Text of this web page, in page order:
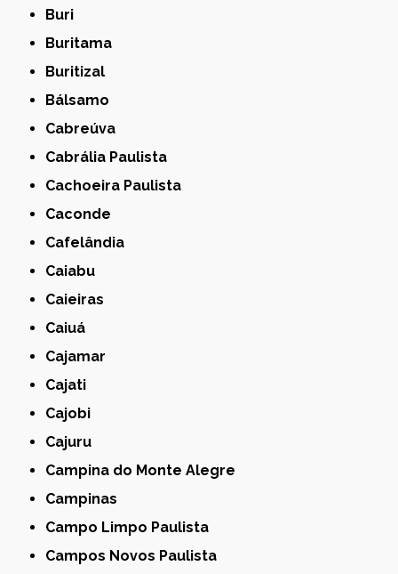
Buri
Buritama
Buritizal
Bálsamo
Cabreúva
Cabrália Paulista
Cachoeira Paulista
Caconde
Cafelândia
Caiabu
Caieiras
Caiuá
Cajamar
Cajati
Cajobi
Cajuru
Campina do Monte Alegre
Campinas
Campo Limpo Paulista
Campos Novos Paulista